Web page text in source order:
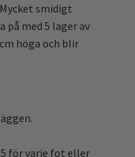
smidigt
på med 5 lager av
höga och blir
för varje fot eller